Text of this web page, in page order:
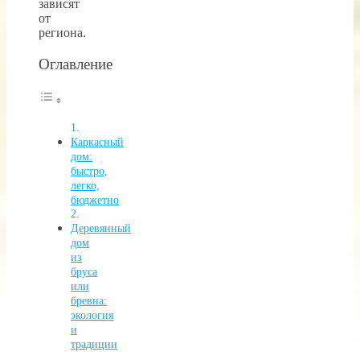
зависят
от
региона.
Оглавление
Каркасный
дом:
быстро,
легко,
бюджетно
Деревянный
дом
из
бруса
или
бревна:
экология
и
традиции